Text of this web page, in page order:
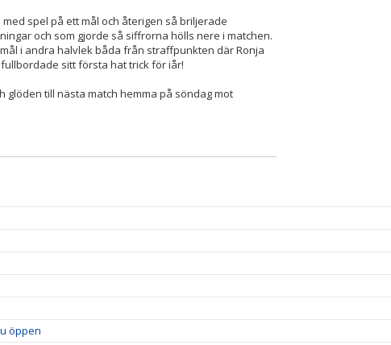
spel på ett mål och återigen så briljerade
och som gjorde så siffrorna hölls nere i matchen.
i andra halvlek båda från straffpunkten där Ronja
sitt första hat trick för iår!
glöden till nästa match hemma på söndag mot
öppen